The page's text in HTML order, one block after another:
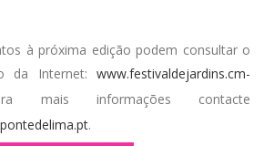
à próxima edição podem consultar o
da Internet: www.festivaldejardins.cm-
mais informações contacte
.